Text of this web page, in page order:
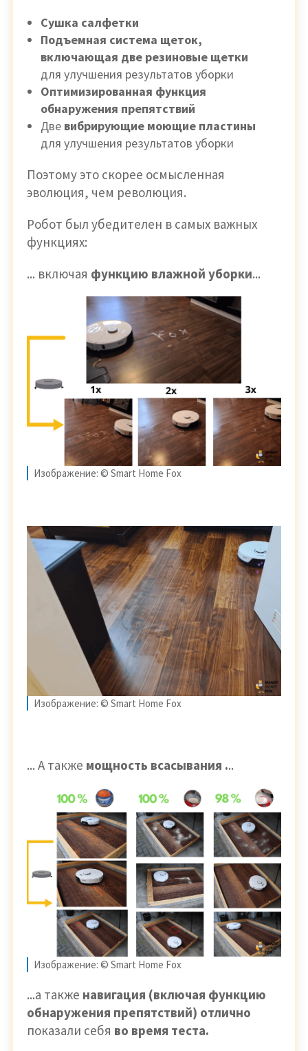
Сушка салфетки
Подъемная система щеток,
включающая две резиновые щетки
для улучшения результатов уборки
Оптимизированная функция
обнаружения препятствий
Две вибрирующие моющие пластины
для улучшения результатов уборки
Поэтому это скорее осмысленная
эволюция, чем революция.
Робот был убедителен в самых важных
функциях:
... включая функцию влажной уборки...
Изображение: © Smart Home Fox
Изображение: © Smart Home Fox
... А также мощность всасывания ...
Изображение: © Smart Home Fox
...а также навигация (включая функцию
обнаружения препятствий) отлично
показали себя во время теста.